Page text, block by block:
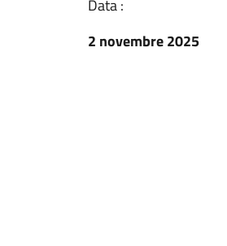
Data :
2 novembre 2025